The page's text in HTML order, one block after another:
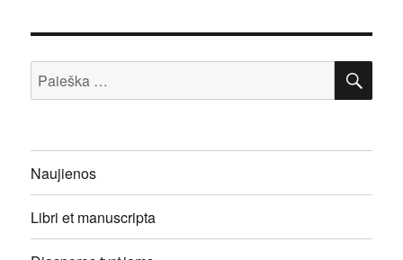
Ieškoti:
Naujienos
Libri et manuscripta